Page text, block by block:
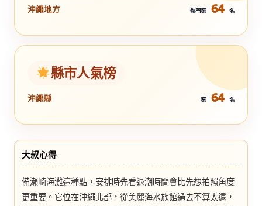
沖繩地方 熱門第 64 名
縣市人氣榜
沖繩縣 第 64 名
大叔心得
備瀨崎海灘這種點，安排時先看退潮時間會比先想拍照角度
更重要。它位在沖繩北部，從美麗海水族館過去不算太遠，